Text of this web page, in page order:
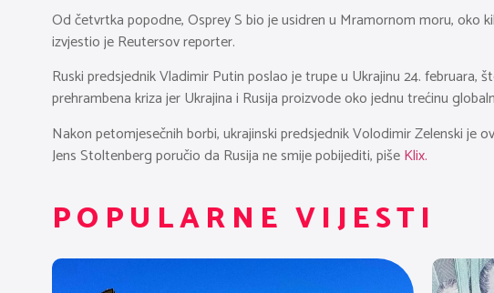
Od četvrtka popodne, Osprey S bio je usidren u Mramornom moru, oko
izvjestio je Reutersov reporter.
Ruski predsjednik Vladimir Putin poslao je trupe u Ukrajinu 24.
prehrambena kriza jer Ukrajina i Rusija proizvode oko jednu trećinu
Nakon petomjesečnih borbi, ukrajinski predsjednik Volodimir Zelenski je
Jens Stoltenberg poručio da Rusija ne smije pobijediti, pišeKlix.
POPULARNE VIJESTI